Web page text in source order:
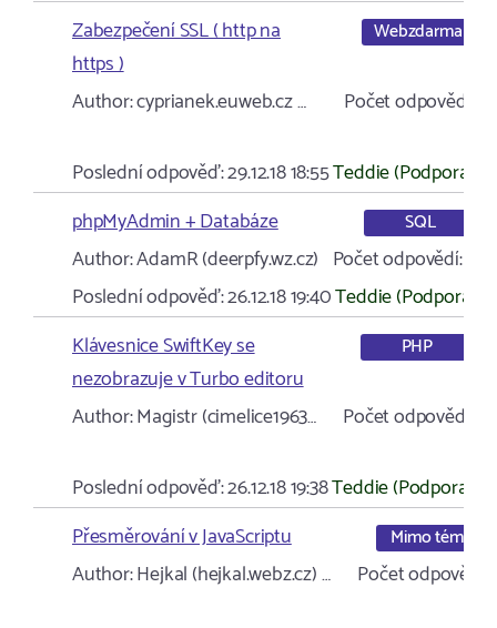
Zabezpečení SSL ( http na
https )
Webzdarma
Author:cyprianek.euweb.cz …
Počet odpovědí:
Poslední odpověď:29.12.18 18:55Teddie (Podpora)
phpMyAdmin + Databáze
SQL
Author:AdamR (deerpfy.wz.cz) Počet odpovědí:5
Poslední odpověď:26.12.18 19:40Teddie (Podpora)
Klávesnice SwiftKey se
nezobrazuje v Turbo editoru
PHP
Author:Magistr (cimelice1963…
Počet odpovědí:
Poslední odpověď:26.12.18 19:38Teddie (Podpora)
Přesměrování v JavaScriptu
Mimo téma
Author:Hejkal (hejkal.webz.cz) …
Počet odpovědí: